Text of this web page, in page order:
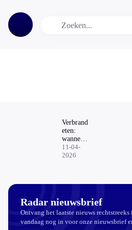
Verbrand
eten:
wanneer
kun je
het beter
11-04-
2026
Radar nieuwsbrief
Ontvang het laatste nieuws
vandaag nog in voor onze nieuwsbrief